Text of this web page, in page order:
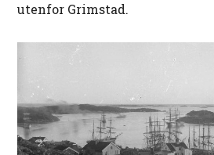
utenfor Grimstad.